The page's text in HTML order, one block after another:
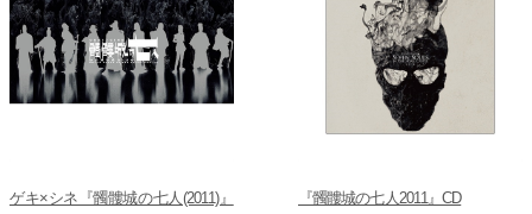
ゲキ×シネ『髑髏城の七人(2011)』
『髑髏城の七人2011』CD